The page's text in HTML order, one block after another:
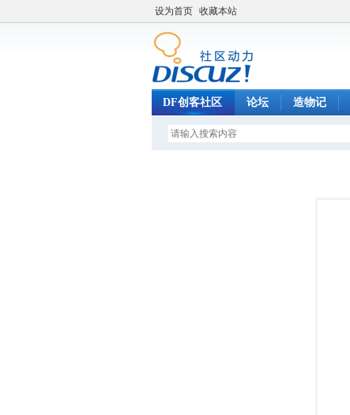
设为首页 收藏本站
DF创客社区 论坛 造物记